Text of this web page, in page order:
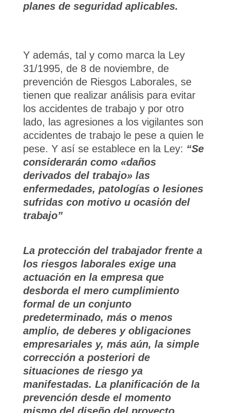
planes de seguridad aplicables.
Y además, tal y como marca la Ley
31/1995, de 8 de noviembre, de
prevención de Riesgos Laborales, se
tienen que realizar análisis para evitar
los accidentes de trabajo y por otro
lado, las agresiones a los vigilantes son
accidentes de trabajo le pese a quien le
pese. Y así se establece en la Ley: “Se
considerarán como «daños
derivados del trabajo» las
enfermedades, patologías o lesiones
sufridas con motivo u ocasión del
trabajo”
La protección del trabajador frente a
los riesgos laborales exige una
actuación en la empresa que
desborda el mero cumplimiento
formal de un conjunto
predeterminado, más o menos
amplio, de deberes y obligaciones
empresariales y, más aún, la simple
corrección a posteriori de
situaciones de riesgo ya
manifestadas. La planificación de la
prevención desde el momento